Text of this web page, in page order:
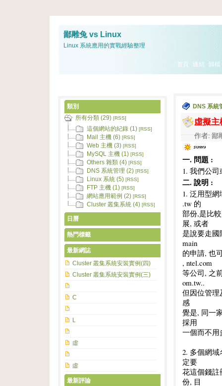
鄙雕兔 vs Linux
Linux 系統應用的實戰經驗整理
首頁 連結 歸檔
DNS 系統
虛擬主
作者: 鄙
一. 問題 :
1. 我們公
二. 說明 :
1. 泛用型
.tw 的
部份,是比
展, 或者
是說要走國
main
的申請, 也
, ntel.com
等公司, 之
om.tw..
但因位管理
感
覺是, 同一
採用
一個而不用
2. 多個網
定要
花這個錢註
份, 目
類別
所有分類 (29) [RSS]
這個網站的紀錄 (1) [RSS]
Mail 主機 (6) [RSS]
Web 主機 (3) [RSS]
MySQL 主機 (1) [RSS]
Others 雜類 (4) [RSS]
DNS 系統管理 (2) [RSS]
Linux 系統 (5) [RSS]
FTP 主機 (1) [RSS]
網站應用範例 (2) [RSS]
Cluster 叢集系統 (4) [RSS]
日曆
熱門標籤
最新網誌
Cluster 叢集系統安裝實例(四)
Cluster 叢集系統安裝實例(三)
C
L
虛
虛
最新評論